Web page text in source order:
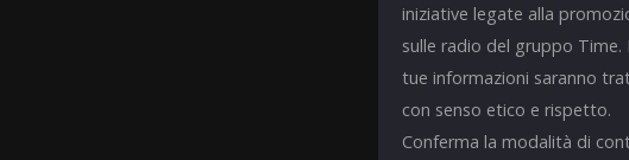
iniziative legate alla
sulle radio del gruppo Time.
tue informazioni saranno
con senso etico e rispetto.
Conferma la modalità di